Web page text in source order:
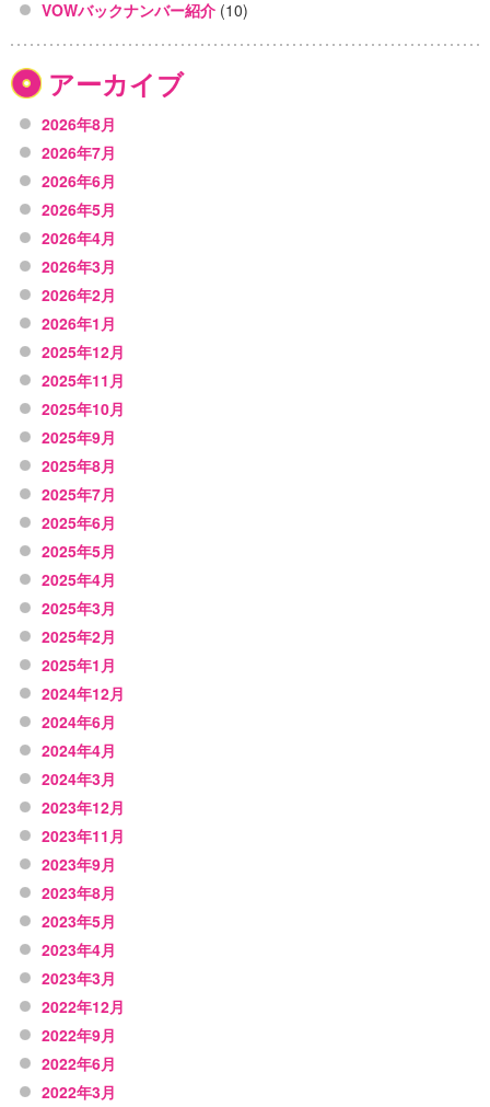
VOWバックナンバー紹介 (10)
アーカイブ
2026年8月
2026年7月
2026年6月
2026年5月
2026年4月
2026年3月
2026年2月
2026年1月
2025年12月
2025年11月
2025年10月
2025年9月
2025年8月
2025年7月
2025年6月
2025年5月
2025年4月
2025年3月
2025年2月
2025年1月
2024年12月
2024年6月
2024年4月
2024年3月
2023年12月
2023年11月
2023年9月
2023年8月
2023年5月
2023年4月
2023年3月
2022年12月
2022年9月
2022年6月
2022年3月